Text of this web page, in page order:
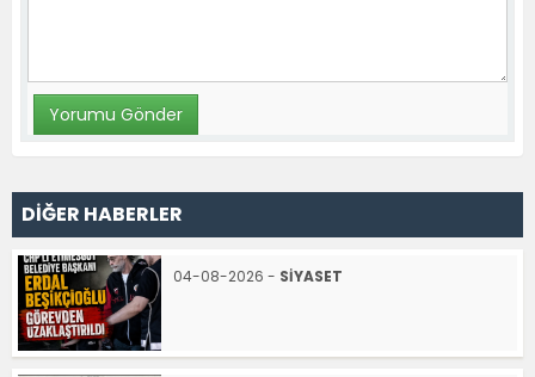
DİĞER HABERLER
04-08-2026 - SİYASET